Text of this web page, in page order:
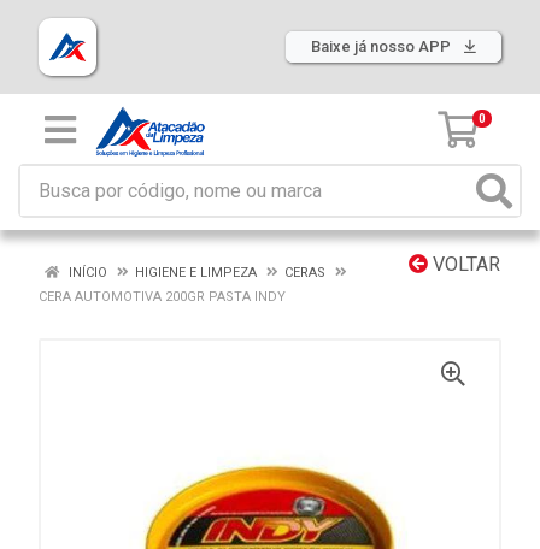
Baixe já nosso APP
0
VOLTAR
INÍCIO HIGIENE E LIMPEZA
CERAS
CERA AUTOMOTIVA 200GR PASTA INDY